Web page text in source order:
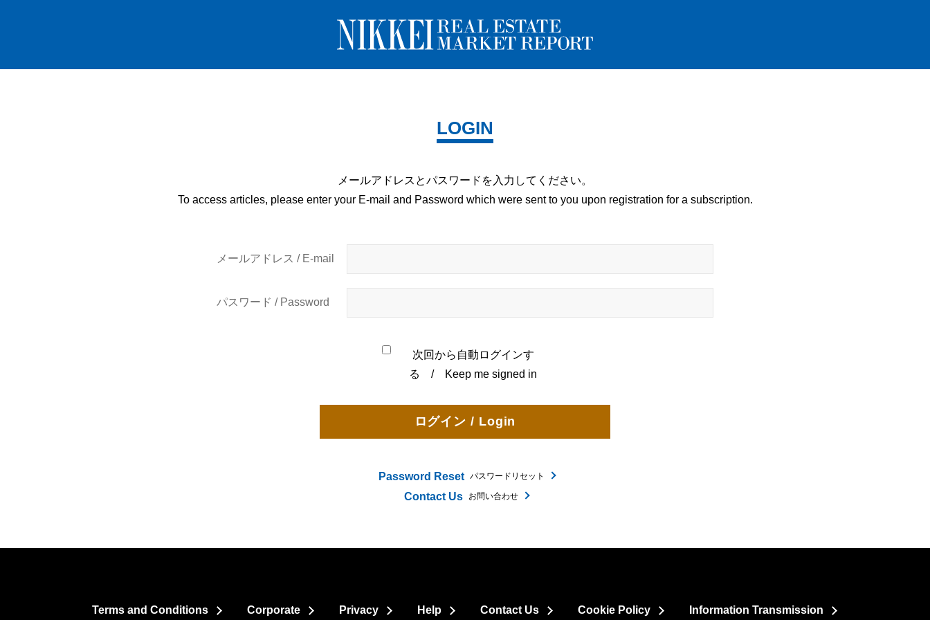
LOGIN
メールアドレスとパスワードを 入力してください。
To access articles, please enter your E-mail and Password which were sent to you upon registration for a subscription.
メールアドレス / E-mail
パスワード / Password
次回から自動ログインす
る / Keep me signed in
Password Reset パスワードリセット
Contact Us お問い合わせ
Terms and Conditions Corporate Privacy Help Contact Us Cookie Policy Information Transmission